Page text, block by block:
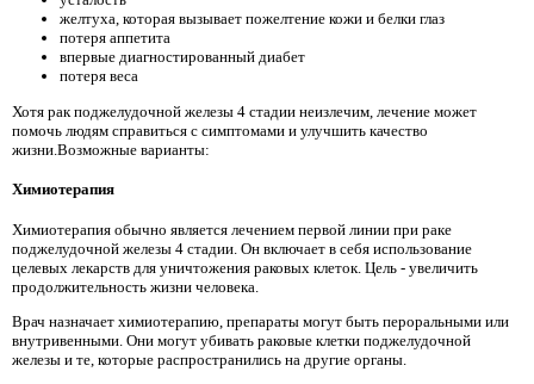
желтуха, которая вызывает пожелтение кожи и белки глаз
потеря аппетита
впервые диагностированный диабет
потеря веса
Хотя рак поджелудочной железы 4 стадии неизлечим, лечение может
помочь людям справиться с симптомами и улучшить качество
жизни.Возможные варианты:
Химиотерапия
Химиотерапия обычно является лечением первой линии при раке
поджелудочной железы 4 стадии. Он включает в себя использование
целевых лекарств для уничтожения раковых клеток. Цель - увеличить
продолжительность жизни человека.
Врач назначает химиотерапию, препараты могут быть пероральными или
внутривенными. Они могут убивать раковые клетки поджелудочной
железы и те, которые распространились на другие органы.